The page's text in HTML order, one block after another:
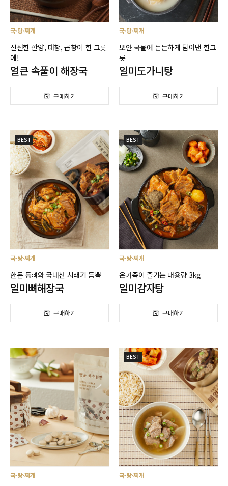
국·탕·찌개
신선한 깐양, 대창, 곱창이 한 그릇
에!
얼큰 속풀이 해장국
국·탕·찌개
뽀얀 국물에 든든하게 담아낸 한그
릇
일미도가니탕
BEST
국·탕·찌개
한돈 등뼈와 국내산 시래기 듬뿍
일미뼈해장국
BEST
국·탕·찌개
온가족이 즐기는 대용량 3kg
일미감자탕
국·탕·찌개
BEST
국·탕·찌개